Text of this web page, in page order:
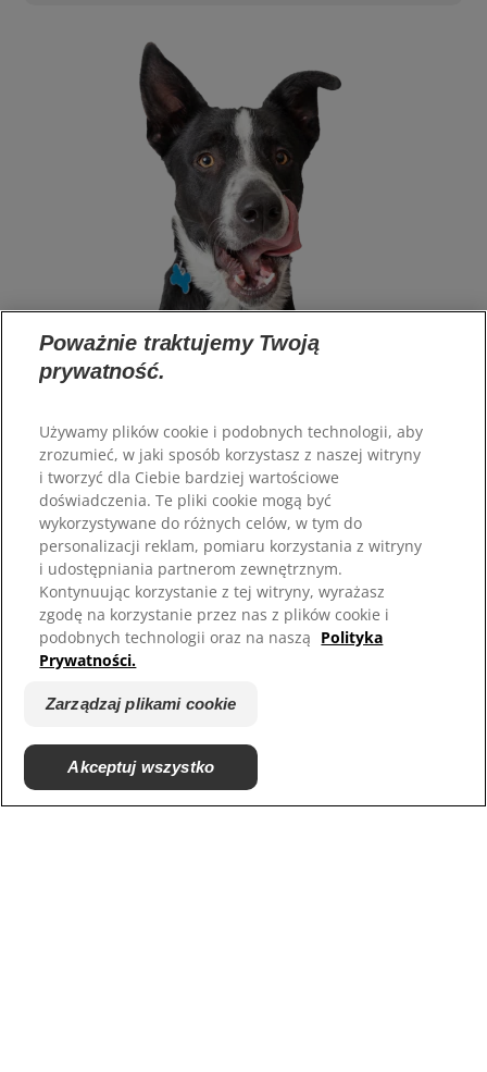
Wybór języka
Zasoby
Kontakt
Mapa strony
Nasze strony
Hill’s Vet
Kariera
Poważnie traktujemy Twoją
prywatność.
Używamy plików cookie i podobnych technologii, aby
zrozumieć, w jaki sposób korzystasz z naszej witryny
i tworzyć dla Ciebie bardziej wartościowe
doświadczenia. Te pliki cookie mogą być
wykorzystywane do różnych celów, w tym do
personalizacji reklam, pomiaru korzystania z witryny
i udostępniania partnerom zewnętrznym.
Kontynuując korzystanie z tej witryny, wyrażasz
zgodę na korzystanie przez nas z plików cookie i
podobnych technologii oraz na naszą Polityka
Prywatności.
Zarządzaj plikami cookie
Akceptuj wszystko